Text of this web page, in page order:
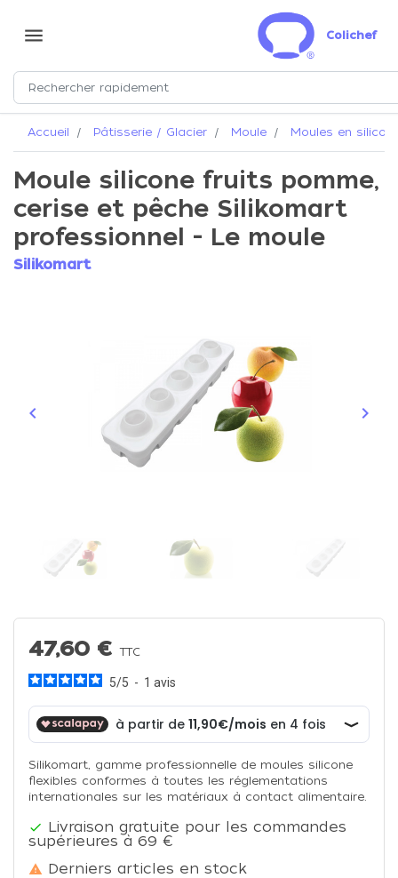
menu Colichef
Accueil Pâtisserie / Glacier Moule Moules en
Moule silicone fruits pomme,
cerise et pêche Silikomart
professionnel - Le moule
Silikomart
Précédent
keyboard_arrow_left keyboard_arrow_right
47,60 €TTC
5/5 - 1 avis
Silikomart, gamme professionnelle de moules silicone
flexibles conformes à toutes les réglementations
internationales sur les matériaux à contact alimentaire.
 Livraison gratuite pour les commandes
supérieures à 69 €
 Derniers articles en stock